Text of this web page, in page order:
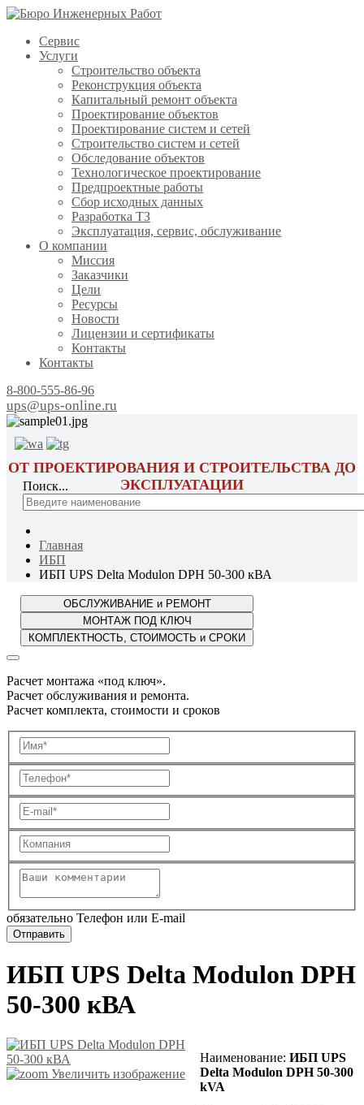
Сервис
Услуги
Строительство объекта
Реконструкция объекта
Капитальный ремонт объекта
Проектирование объектов
Проектирование систем и сетей
Строительство систем и сетей
Обследование объектов
Технологическое проектирование
Предпроектные работы
Сбор исходных данных
Разработка ТЗ
Эксплуатация, сервис, обслуживание
О компании
Миссия
Заказчики
Цели
Ресурсы
Новости
Лицензии и сертификаты
Контакты
Контакты
8-800-555-86-96
ups@ups-online.ru
ОТ ПРОЕКТИРОВАНИЯ И СТРОИТЕЛЬСТВА ДО
ЭКСПЛУАТАЦИИ
Поиск...
Главная
ИБП
ИБП UPS Delta Modulon DPH 50-300 кВА
Расчет монтажа «под ключ».
Расчет обслуживания и ремонта.
Расчет комплекта, стоимости и сроков
обязательно Телефон или E-mail
ИБП UPS Delta Modulon DPH
50-300 кВА
Увеличить изображение
Наименование: ИБП UPS
Delta Modulon DPH 50-300
kVA